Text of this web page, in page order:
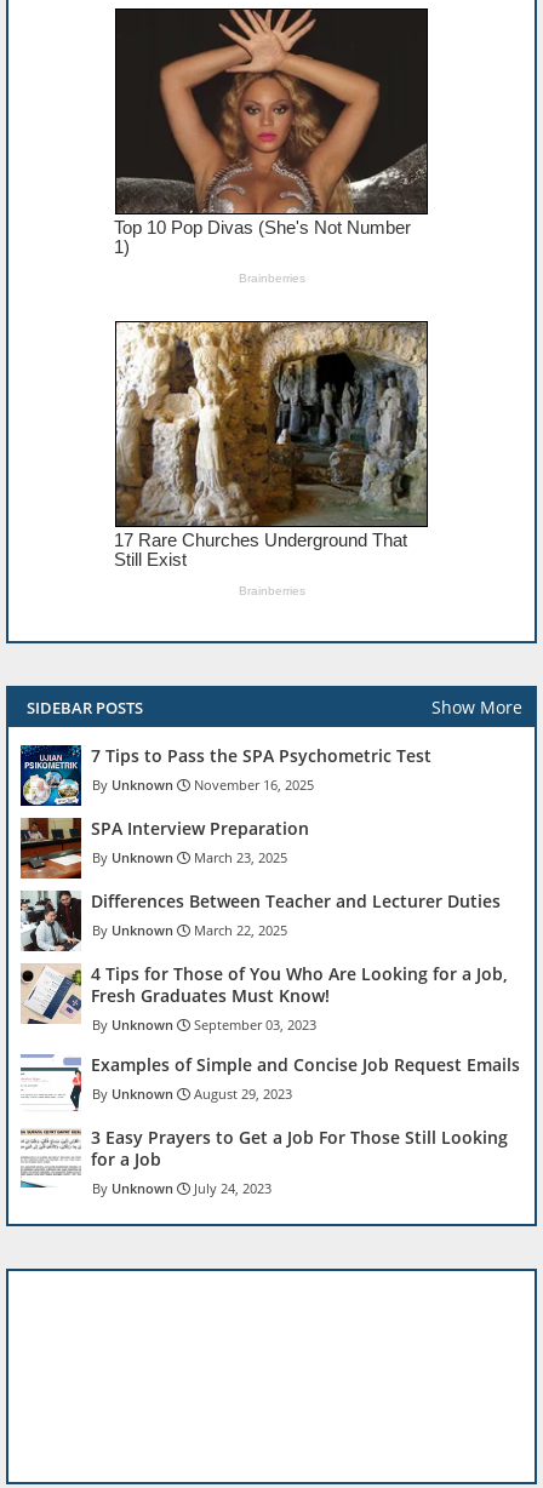
SIDEBAR POSTS Show More
7 Tips to Pass the SPA Psychometric Test
Unknown November 16, 2025
SPA Interview Preparation
Unknown March 23, 2025
Differences Between Teacher and Lecturer Duties
Unknown March 22, 2025
4 Tips for Those of You Who Are Looking for a Job,
Fresh Graduates Must Know!
Unknown September 03, 2023
Examples of Simple and Concise Job Request Emails
Unknown August 29, 2023
3 Easy Prayers to Get a Job For Those Still Looking
for a Job
Unknown July 24, 2023